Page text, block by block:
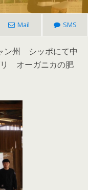
Mail SMS
州 シッポにて中
リ オーガニカの肥